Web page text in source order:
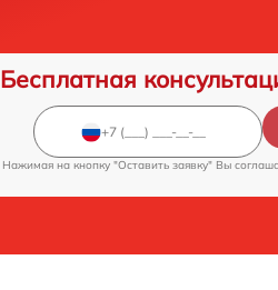
Бесплатная
Нажимая на кнопку "Оставить заявку" Вы